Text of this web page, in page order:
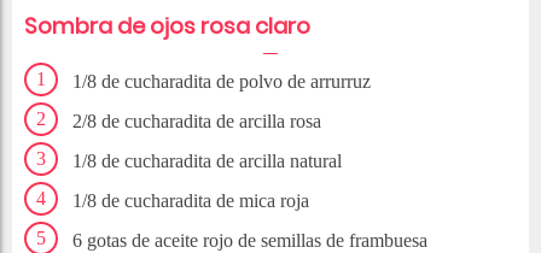
Sombra de ojos rosa claro
1/8 de cucharadita de polvo de arrurruz
2/8 de cucharadita de arcilla rosa
1/8 de cucharadita de arcilla natural
1/8 de cucharadita de mica roja
6 gotas de aceite rojo de semillas de frambuesa